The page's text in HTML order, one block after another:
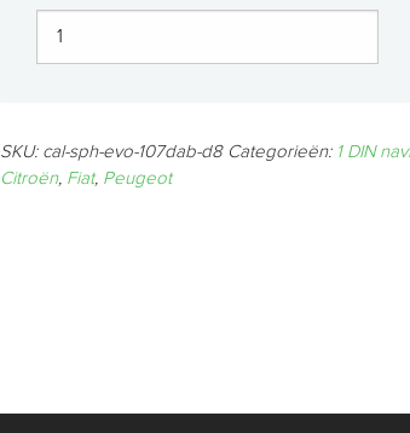
SKU: cal-sph-evo-107dab-d8 Categorieën: 1 DIN
Citroën, Fiat, Peugeot